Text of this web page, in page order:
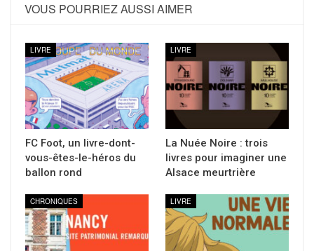
VOUS POURRIEZ AUSSI AIMER
LIVRE
FC Foot, un livre-dont-
vous-êtes-le-héros du
ballon rond
LIVRE
La Nuée Noire : trois
livres pour imaginer une
Alsace meurtrière
CHRONIQUES LIVRE